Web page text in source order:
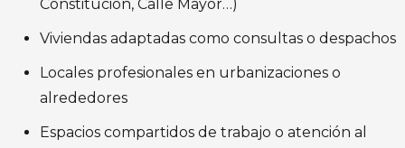
Constitución, Calle Mayor…)
Viviendas adaptadas como consultas o despachos
Locales profesionales en urbanizaciones o
alrededores
Espacios compartidos de trabajo o atención al